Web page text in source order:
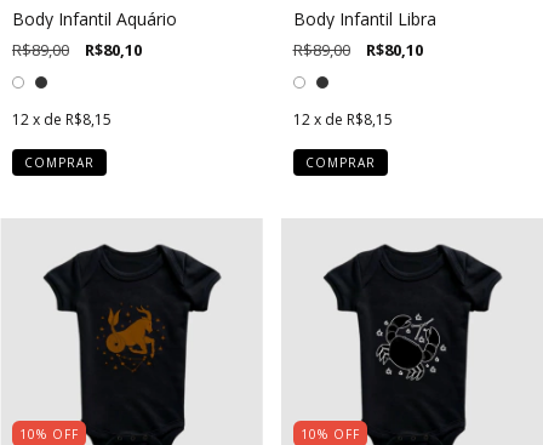
Body Infantil Aquário
R$89,00 R$80,10
12x de R$8,15
COMPRAR
Body Infantil Libra
R$89,00 R$80,10
12 x de R$8,15
COMPRAR
10% OFF 10% OFF